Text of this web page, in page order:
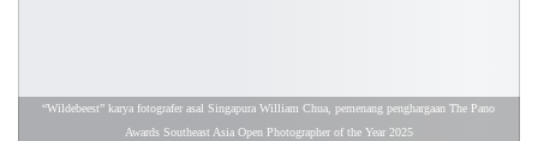
“Wildebeest” karya fotografer asal Singapura William Chua, pemenang penghargaan The Pano
Awards Southeast Asia Open Photographer of the Year 2025